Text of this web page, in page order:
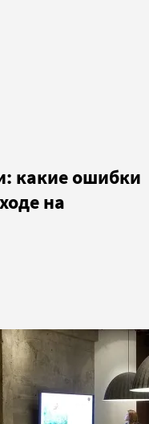
какие ошибки
на